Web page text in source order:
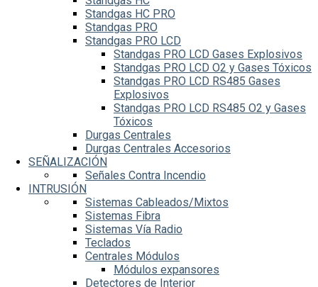
Standgas HC PRO
Standgas PRO
Standgas PRO LCD
Standgas PRO LCD Gases Explosivos
Standgas PRO LCD O2 y Gases Tóxicos
Standgas PRO LCD RS485 Gases
Explosivos
Standgas PRO LCD RS485 O2 y Gases
Tóxicos
Durgas Centrales
Durgas Centrales Accesorios
SEÑALIZACIÓN
Señales Contra Incendio
INTRUSIÓN
Sistemas Cableados/Mixtos
Sistemas Fibra
Sistemas Vía Radio
Teclados
Centrales Módulos
Módulos expansores
Detectores de Interior